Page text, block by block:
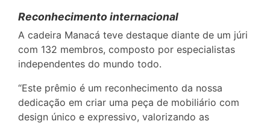
Reconhecimento internacional
A cadeira Manacá teve destaque diante de um júri
com 132 membros, composto por especialistas
independentes do mundo todo.
“Este prêmio é um reconhecimento da nossa
dedicação em criar uma peça de mobiliário com
design único e expressivo, valorizando as